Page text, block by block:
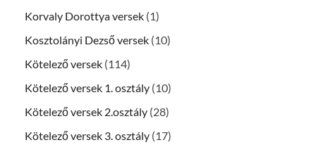
Korvaly Dorottya versek (1)
Kosztolányi Dezső versek (10)
Kötelező versek (114)
Kötelező versek 1. osztály (10)
Kötelező versek 2.osztály (28)
Kötelező versek 3. osztály (17)